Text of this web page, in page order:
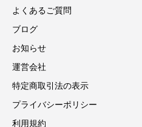
よくあるご質問
ブログ
お知らせ
運営会社
特定商取引法の表示
プライバシーポリシー
利用規約